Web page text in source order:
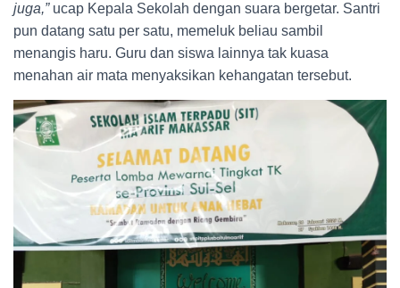
juga,”ucap Kepala Sekolah dengan suara bergetar. Santri
pun datang satu per satu, memeluk beliau sambil
menangis haru. Guru dan siswa lainnya tak kuasa
menahan air mata menyaksikan kehangatan tersebut.